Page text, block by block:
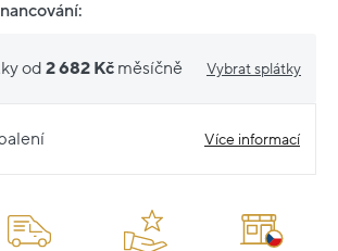
od 2 682 Kč měsíčně Vybrat splátky
Více informací